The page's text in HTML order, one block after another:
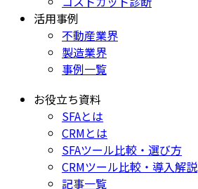
活用事例
不動産業界
製造業界
事例一覧
お役立ち資料
SFAとは
CRMとは
SFAツール比較・選び方
CRMツール比較・導入解説
記事一覧